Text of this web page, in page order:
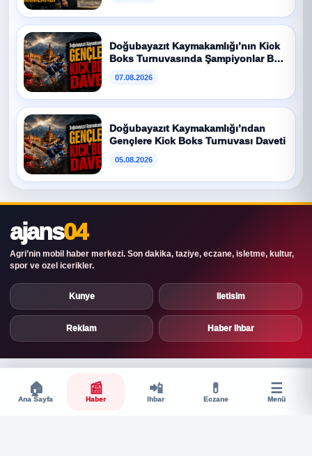
Doğubayazıt Kaymakamlığı’nın Kick
Boks Turnuvasında Şampiyonlar Belli
07.08.2026
Doğubayazıt Kaymakamlığı’ndan
Gençlere Kick Boks Turnuvası Daveti
05.08.2026
ajans04
Agri’nin mobil haber merkezi. Son dakika, taziye, eczane, isletme, kultur,
spor ve ozel icerikler.
Kunye Iletisim
Reklam Haber Ihbar
🏠
Ana Sayfa
📰
Haber
📲
Ihbar
💊
Eczane
☰
Menü